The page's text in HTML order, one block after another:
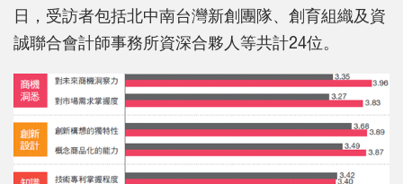
日，受訪者包括北中南台灣新創團隊、創育組織及資
誠聯合會計師事務所資深合夥人等共計24位。